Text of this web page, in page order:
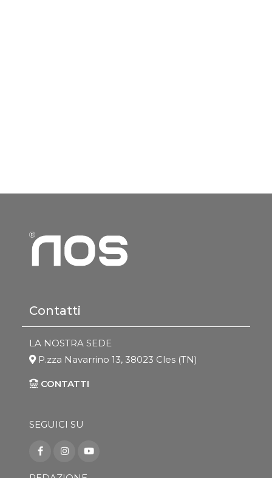
Contatti
LA NOSTRA SEDE
P.zza Navarrino 13, 38023 Cles (TN)
CONTATTI
SEGUICI SU